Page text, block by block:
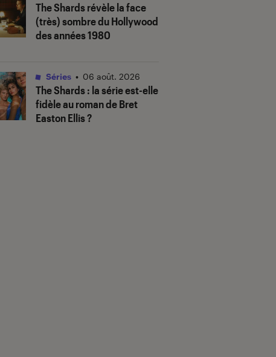
The Shardsrévèle la face
(très) sombre du Hollywood
des années 1980
The Shards: la série est-elle
fidèle au roman de Bret
Easton Ellis ?
Séries • 06 août. 2026